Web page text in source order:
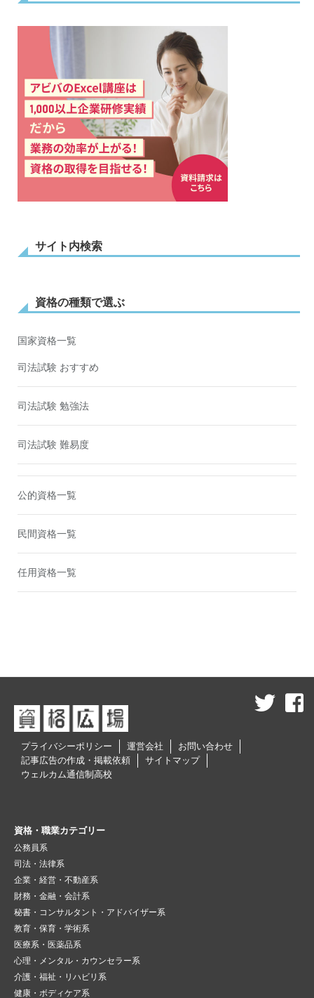
サイト内検索
資格の種類で選ぶ
国家資格一覧
司法試験 おすすめ
司法試験 勉強法
司法試験 難易度
公的資格一覧
民間資格一覧
任用資格一覧
プライバシーポリシー 運営会社
お問い合わせ
記事広告の作成・掲載依頼
サイトマップ
ウェルカム通信制高校
資格・職業カテゴリー
公務員系
司法・法律系
企業・経営・不動産系
財務・金融・会計系
秘書・コンサルタント・アドバイザー系
教育・保育・学術系
医療系・医薬品系
心理・メンタル・カウンセラー系
介護・福祉・リハビリ系
健康・ボディケア系